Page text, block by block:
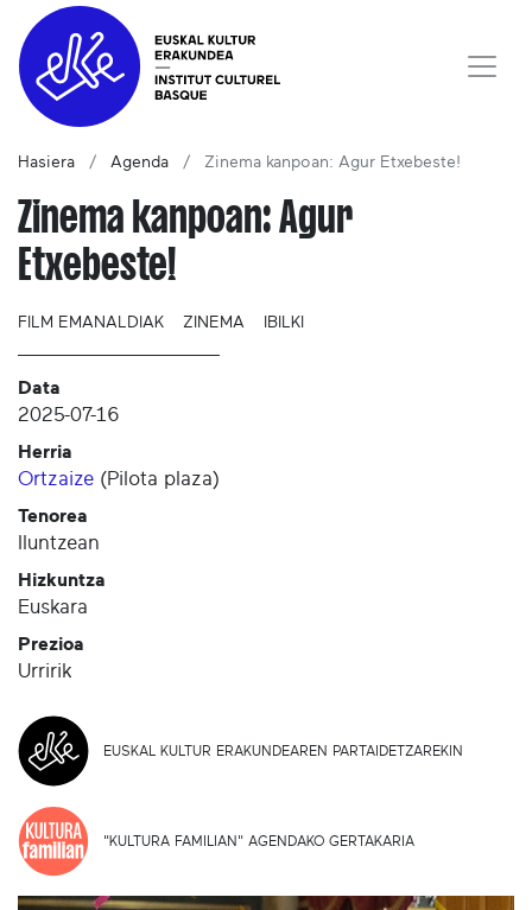
Hasiera Agenda Zinema kanpoan: Agur Etxebeste!
Zinema kanpoan: Agur
Etxebeste!
FILM EMANALDIAK ZINEMA IBILKI
Data
2025-07-16
Herria
Ortzaize (Pilota plaza)
Tenorea
Iluntzean
Hizkuntza
Euskara
Prezioa
Urririk
EUSKAL KULTUR ERAKUNDEAREN PARTAIDETZAREKIN
"KULTURA FAMILIAN" AGENDAKO GERTAKARIA